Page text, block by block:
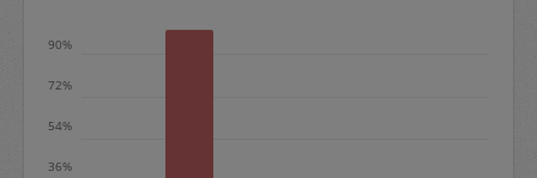
36%
54%
72%
90%